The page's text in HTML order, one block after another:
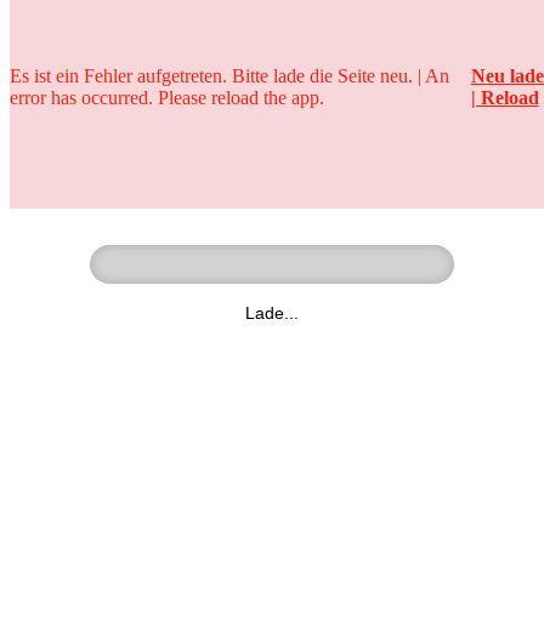
25 Jahre
Lade...
Es ist ein Fehler aufgetreten. Bitte lade die Seite neu. | An
error has occurred. Please reload the app.
Neu
| Reload